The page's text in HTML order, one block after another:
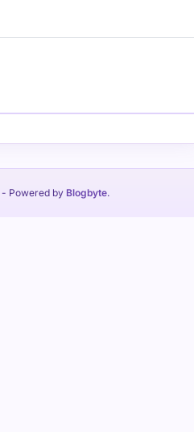
- Powered by Blogbyte.